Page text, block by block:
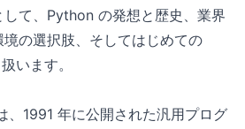
て、Python の発想と歴史、業界
の選択肢、そしてはじめての
います。
、1991 年に公開された汎用プログ